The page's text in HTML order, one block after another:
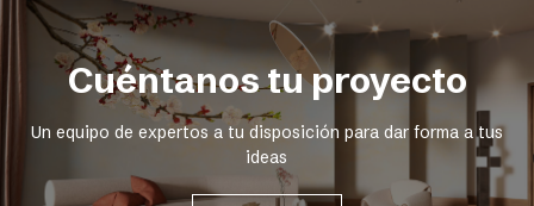
Cuéntanos tu proyecto
Un equipo de expertos a tu disposición para dar forma a tus
ideas